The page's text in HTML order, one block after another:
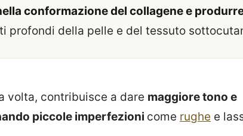
conformazione del collagene e
profondi della pelle e del tessuto
volta, contribuisce a dare maggiore tono e
piccole imperfezioni come rughe e